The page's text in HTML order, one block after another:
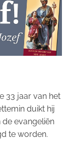
33 jaar van het
duikt hij
de evangeliën
te worden.